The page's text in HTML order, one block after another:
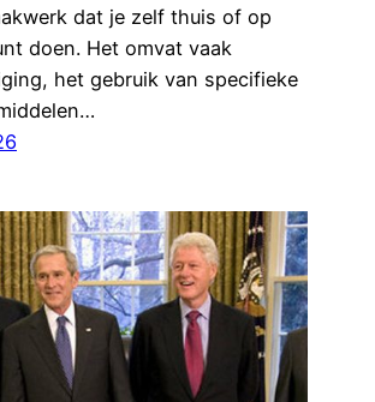
dat je zelf thuis of op
doen. Het omvat vaak
het gebruik van specifieke